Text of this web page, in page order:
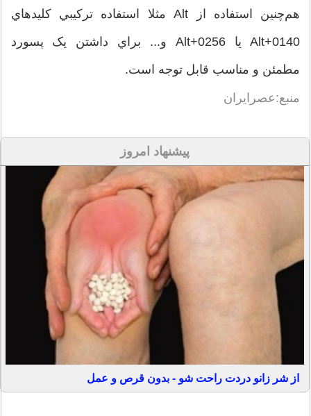
هم‌چنين استفاده از Alt مثلا استفاده ترکيبي کليدهاي
Alt+0140 يا Alt+0256 و... براي داشتن يک پسورد
مطمئن و مناسب قابل توجه است.
منبع:عصرایران
پیشنهاد امروز
از شر زانو دردت راحت شو - بدون قرص و عمل